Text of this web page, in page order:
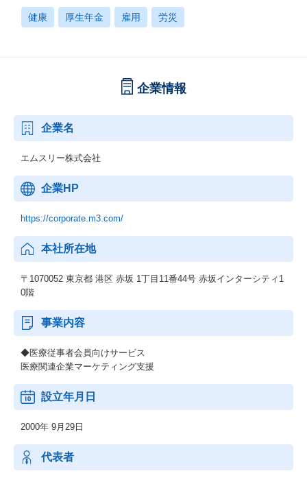
健康 厚生年金 雇用 労災
企業情報
企業名
エムスリー株式会社
企業HP
https://corporate.m3.com/
本社所在地
〒1070052 東京都 港区 赤坂 1丁目11番44号 赤坂インターシティ1
0階
事業内容
◆医療従事者会員向けサービス
医療関連企業マーケティング支援
設立年月日
2000年 9月29日
代表者